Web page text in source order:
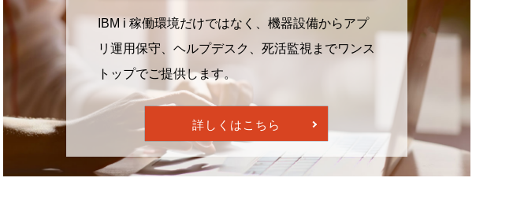
IBM i 稼働環境だけではなく、機器設備からアプ
リ運用保守、ヘルプデスク、死活監視までワンス
トップでご提供します。
詳しくはこちら